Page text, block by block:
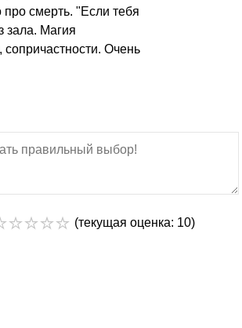
про смерть. "Если тебя
зала. Магия
сопричастности. Очень
(текущая оценка: 10)